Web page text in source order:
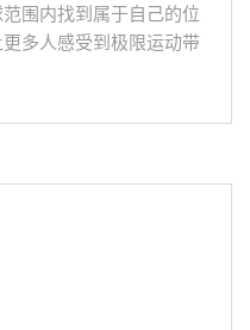
围内找到属于自己的位
多人感受到极限运动带